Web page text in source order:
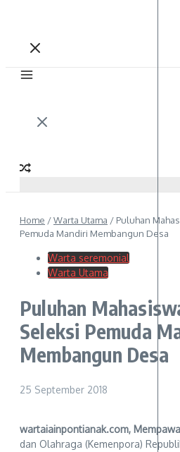
Home /Warta Utama / Puluhan
Pemuda Mandiri Membangun Desa
Warta seremonial
Warta Utama
Puluhan
Seleksi Pemuda
Membangun Desa
25 September 2018
wartaiainpontianak.com,
dan Olahraga (Kemenpora)